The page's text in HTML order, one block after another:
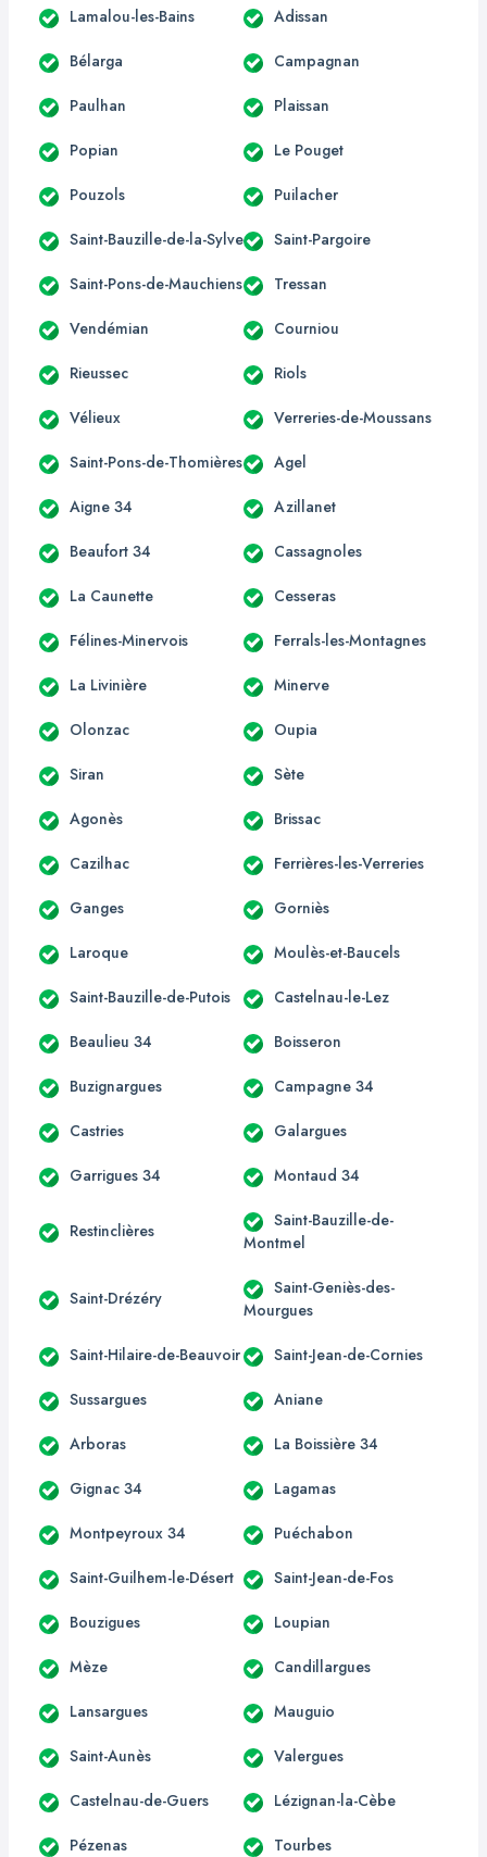
Lamalou-les-Bains Adissan
Bélarga Campagnan
Paulhan Plaissan
Popian Le Pouget
Pouzols Puilacher
Saint-Bauzille-de-la-Sylve Saint-Pargoire
Saint-Pons-de-Mauchiens Tressan
Vendémian Courniou
Rieussec Riols
Vélieux Verreries-de-Moussans
Saint-Pons-de-Thomières Agel
Aigne 34 Azillanet
Beaufort 34 Cassagnoles
La Caunette Cesseras
Félines-Minervois Ferrals-les-Montagnes
La Livinière Minerve
Olonzac Oupia
Siran Sète
Agonès Brissac
Cazilhac Ferrières-les-Verreries
Ganges Gorniès
Laroque Moulès-et-Baucels
Saint-Bauzille-de-Putois Castelnau-le-Lez
Beaulieu 34 Boisseron
Buzignargues Campagne 34
Castries Galargues
Garrigues 34 Montaud 34
Restinclières
Saint-Bauzille-de-
Montmel
Saint-Drézéry
Saint-Geniès-des-
Mourgues
Saint-Hilaire-de-Beauvoir Saint-Jean-de-Cornies
Sussargues Aniane
Arboras La Boissière 34
Gignac 34 Lagamas
Montpeyroux 34 Puéchabon
Saint-Guilhem-le-Désert Saint-Jean-de-Fos
Bouzigues Loupian
Mèze Candillargues
Lansargues Mauguio
Saint-Aunès Valergues
Castelnau-de-Guers Lézignan-la-Cèbe
Pézenas Tourbes